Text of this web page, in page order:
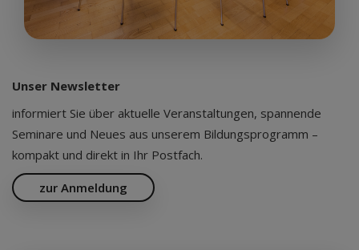
ab € 180,00
Unser Newsletter
informiert Sie über aktuelle Veranstaltungen, spannende
Seminare und Neues aus unserem Bildungsprogramm –
kompakt und direkt in Ihr Postfach.
zur Anmeldung